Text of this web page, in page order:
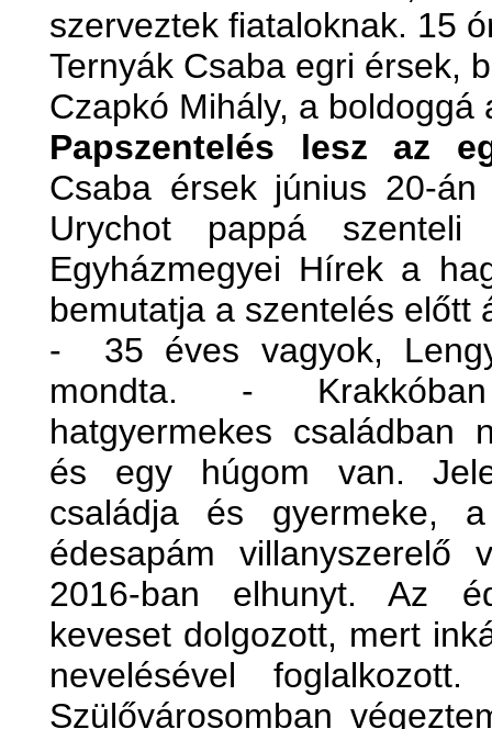
szerveztek fiataloknak. 15
Ternyák Csaba egri érsek,
Czapkó Mihály, a
Papszentelés lesz az
Csaba érsek június 20-
Urychot pappá
Egyházmegyei Hírek a
bemutatja a szentelés előtt
- 35 éves vagyok,
mondta. -
hatgyermekes családban
és egy húgom van.
családja és gyermeke,
édesapám villanyszerelő
2016-ban elhunyt. Az
keveset dolgozott, mert
nevelésével
Szülővárosomban